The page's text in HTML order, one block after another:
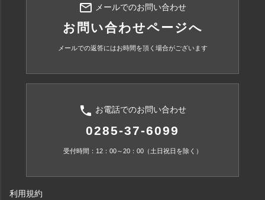
mail_outline メールでのお問い合わせ
お問い合わせページへ
メールでの返答にはお時間を頂く場合がございます
phone お電話でのお問い合わせ
0285-37-6099
受付時間：12：00～20：00（土日祝日を除く）
利用規約